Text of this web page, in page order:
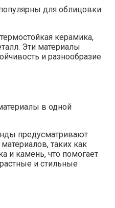
для облицовки
керамика,
Эти материалы
и разнообразие
в одной
предусматривают
таких как
и камень, что помогает
и стильные